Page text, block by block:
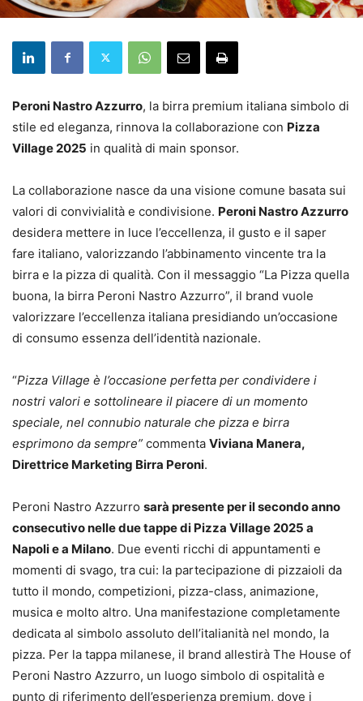
Peroni Nastro Azzurro, la birra premium italiana simbolo di
stile ed eleganza, rinnova la collaborazione con Pizza
Village 2025 in qualità di main sponsor.
La collaborazione nasce da una visione comune basata sui
valori di convivialità e condivisione. Peroni Nastro Azzurro
desidera mettere in luce l’eccellenza, il gusto e il saper
fare italiano, valorizzando l’abbinamento vincente tra la
birra e la pizza di qualità. Con il messaggio “La Pizza quella
buona, la birra Peroni Nastro Azzurro”, il brand vuole
valorizzare l’eccellenza italiana presidiando un’occasione
di consumo essenza dell’identità nazionale.
“Pizza Village è l’occasione perfetta per condividere i
nostri valori e sottolineare il piacere di un momento
speciale, nel connubio naturale che pizza e birra
esprimono da sempre” commenta Viviana Manera,
Direttrice Marketing Birra Peroni.
Peroni Nastro Azzurro sarà presente per il secondo anno
consecutivo nelle due tappe di Pizza Village 2025 a
Napoli e a Milano. Due eventi ricchi di appuntamenti e
momenti di svago, tra cui: la partecipazione di pizzaioli da
tutto il mondo, competizioni, pizza-class, animazione,
musica e molto altro. Una manifestazione completamente
dedicata al simbolo assoluto dell’italianità nel mondo, la
pizza. Per la tappa milanese, il brand allestirà The House of
Peroni Nastro Azzurro, un luogo simbolo di ospitalità e
punto di riferimento dell’esperienza premium, dove i